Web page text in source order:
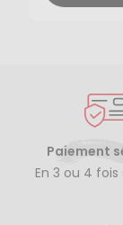
Paiement
En 3 ou 4 fois